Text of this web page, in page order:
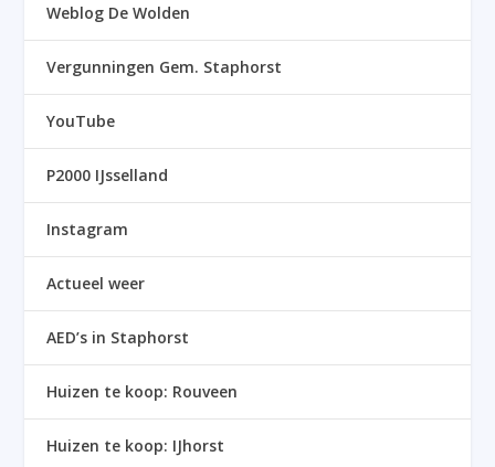
Weblog De Wolden
Vergunningen Gem. Staphorst
YouTube
P2000 IJsselland
Instagram
Actueel weer
AED’s in Staphorst
Huizen te koop: Rouveen
Huizen te koop: IJhorst